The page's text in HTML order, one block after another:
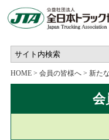
HOME> 会員の皆様へ> 新た
会